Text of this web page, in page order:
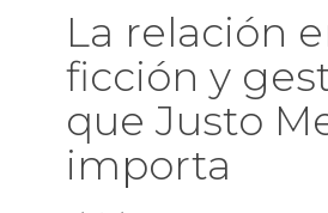
La relación
ficción y
que Justo
importa